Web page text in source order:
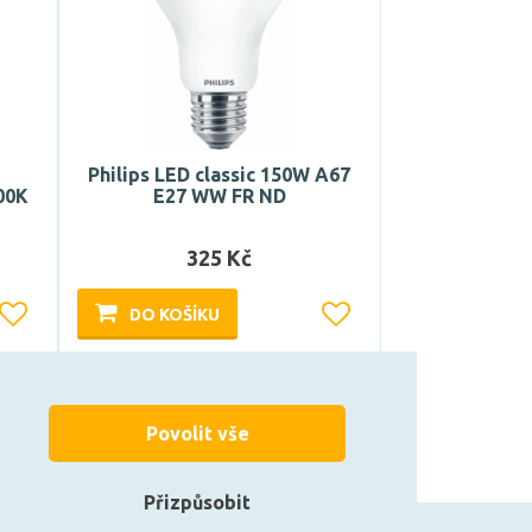
Philips LED classic 150W A67
E27 WW FR ND
325 Kč
DO KOŠÍKU
Přizpůsobit
Povolit vše